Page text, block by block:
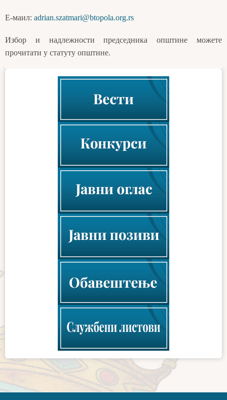
Е-маил: adrian.szatmari@btopola.org.rs
Избор и надлежности председника општине можете
прочитати у статуту општине.